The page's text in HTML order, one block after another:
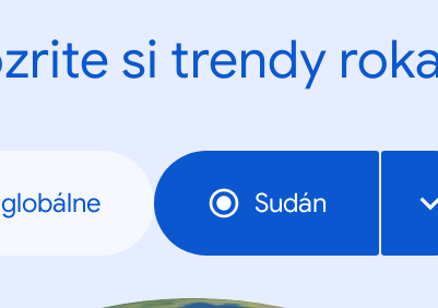
si trendy
globálne Sudán